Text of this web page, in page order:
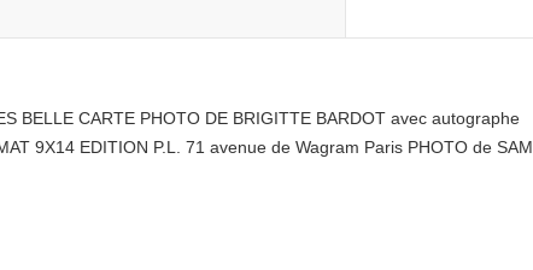
BELLE CARTE PHOTO DE BRIGITTE BARDOT avec autographe
9X14 EDITION P.L. 71 avenue de Wagram Paris PHOTO de SAM